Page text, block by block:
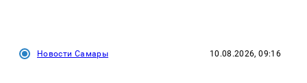
Новости Самары 10.08.2026, 09:16